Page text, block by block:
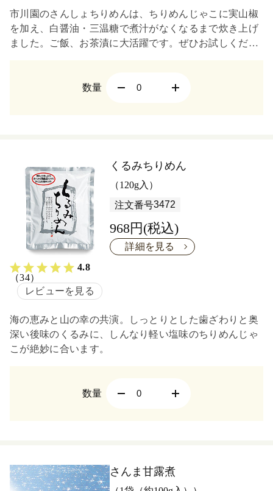
市川園のさんしょちりめんは、ちりめんじゃこに実山椒
を加え、白醤油・三温糖で煮汁がなくなるまで炊き上げ
ました。ご飯、お茶漬に大活躍です。ぜひお試しくださ
数量
4.8
（34）
レビューを見る
くるみちりめん
（120g入）
注文番号3472
968円(税込)
詳細を見る
海の恵みと山の幸の共演。しっとりとした歯ざわりと奥
深い後味のくるみに、しんなり軽い塩味のちりめんじゃ
こが絶妙に合います。
数量
さんま甘露煮